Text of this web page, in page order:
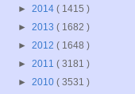
► 2014 ( 1415 )
► 2013 ( 1682 )
► 2012 ( 1648 )
► 2011 ( 3181 )
► 2010 ( 3531 )